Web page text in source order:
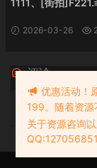
2026-03-26
评论 0
优惠活动！
199。随着资
关于资源咨询